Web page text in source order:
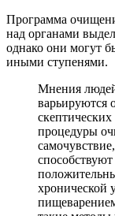
Программа
над органами
однако они могут
иными ступенями.
Мнения
варьируются
процедуры
хронической